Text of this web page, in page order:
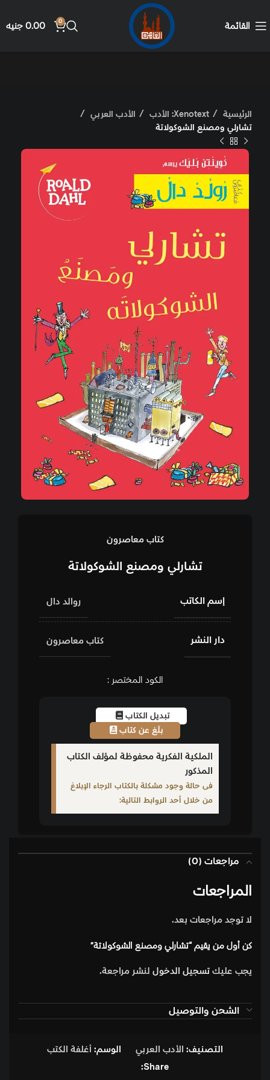
القائمة 0
0.00 جنيه
الرئيسية Xenotext: الأدب
الأدب العربي
تشارلي ومصنع الشوكولاتة
كتاب معاصرون
تشارلي ومصنع الشوكولاتة
إسم الكاتب روالد دال
دار النشر كتاب معاصرون
الكود المختصر :
تبديل الكتاب
بلّغ عن كتاب
الملكية الفكرية محفوظة لمؤلف الكتاب
المذكور
فى حالة وجود مشكلة بالكتاب الرجاء الإبلاغ
من خلال أحد الروابط التالية:
مراجعات (0)
المراجعات
لا توجد مراجعات بعد.
كن أول من يقيم “تشارلي ومصنع الشوكولاتة”
يجب عليك تسجيل الدخول لنشر مراجعة.
الشحن والتوصيل
التصنيف: الأدب العربي الوسم: أغلفة الكتب
Share: